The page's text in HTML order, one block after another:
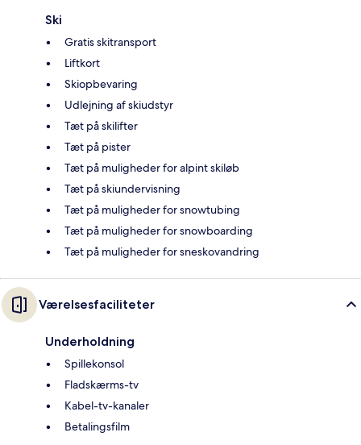
Ski
Gratis skitransport
Liftkort
Skiopbevaring
Udlejning af skiudstyr
Tæt på skilifter
Tæt på pister
Tæt på muligheder for alpint skiløb
Tæt på skiundervisning
Tæt på muligheder for snowtubing
Tæt på muligheder for snowboarding
Tæt på muligheder for sneskovandring
Værelsesfaciliteter
Underholdning
Spillekonsol
Fladskærms-tv
Kabel-tv-kanaler
Betalingsfilm